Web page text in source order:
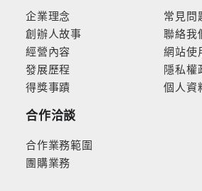
企業理念
創辦人故事
經營內容
發展歷程
得獎事蹟
合作洽談
合作業務範圍
團購業務
常見問
聯絡我
網站使
隱私權
個人資